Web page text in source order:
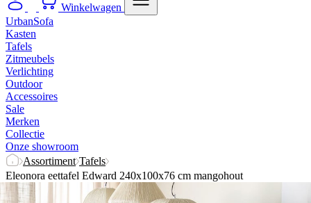
Winkelwagen
UrbanSofa
Kasten
Tafels
Zitmeubels
Verlichting
Outdoor
Accessoires
Sale
Merken
Collectie
Onze showroom
Assortiment Tafels
Eleonora eettafel Edward 240x100x76 cm mangohout